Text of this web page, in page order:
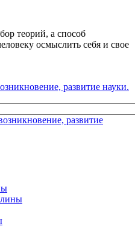
теорий, а способ
осмыслить себя и свое
развитие науки.
развитие